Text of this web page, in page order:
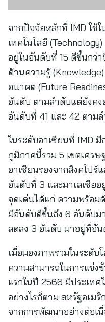
จากปัจจัยหลักที่ IMD ใช้
เทคโนโลยี
อยู่ในอันดับที่ 15 ดีขึ้นกว่
ด้านความรู้
อนาคต (Future
อันดับ ตามลำดับแต่ยังค
อันดับที่ 41 และ 42 ตาม
ในระดับอาเซียนที่ IMD
ภูมิภาคนี้รวม 5 เขตเศร
อาเซียนรองจากสิงคโปร์
อันดับที่ 3 และมาเลเซีย
จุดเด่นได้แก่ ความพร้อม
มีอันดับดีขึ้นถึง 6 อันดับ
ลดลง 3 อันดับ มาอยู่ที่อั
เมื่อมองภาพรวมในระดับ
ความสามารถในการแข่
แรกในปี 2566 มีประเทศ
อย่างไรก็ตาม สหรัฐอเม
จากการพัฒนาอย่างต่อเ